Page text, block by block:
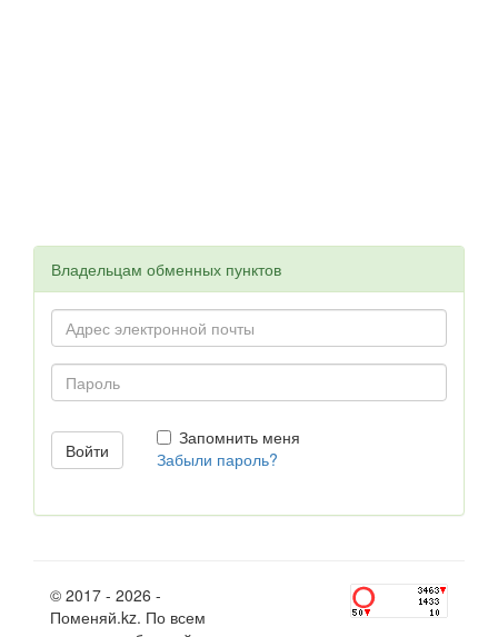
Владельцам обменных пунктов
Запомнить меня
Забыли пароль?
© 2017 - 2026 -
Поменяй.kz. По всем